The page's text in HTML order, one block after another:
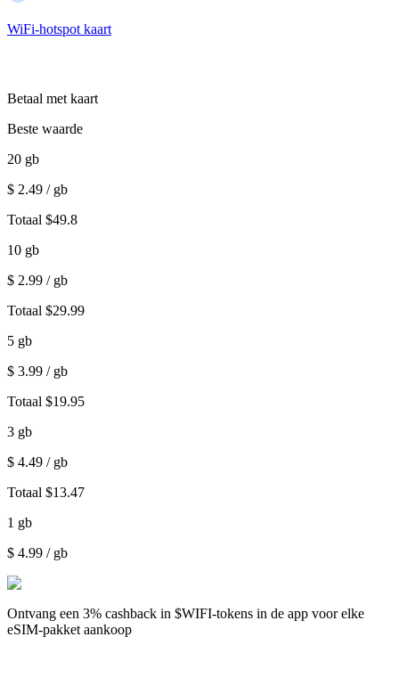
WiFi-hotspot kaart
Betaal met kaart
Beste waarde
20 gb
$ 2.49 / gb
Totaal $49.8
10 gb
$ 2.99 / gb
Totaal $29.99
5 gb
$ 3.99 / gb
Totaal $19.95
3 gb
$ 4.49 / gb
Totaal $13.47
1 gb
$ 4.99 / gb
Ontvang een 3% cashback in $WIFI-tokens in de app voor elke
eSIM-pakket aankoop